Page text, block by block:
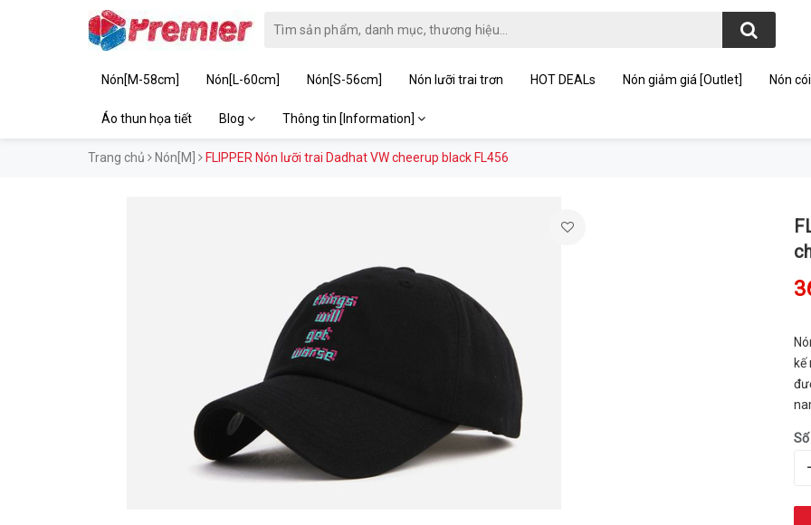
Nón[M-58cm] Nón[L-60cm] Nón[S-56cm] Nón lưỡi trai trơn HOT DEALs Nón giảm giá [Outlet] Nón
Áo thun họa tiết Blog Thông tin [Information]
Trang chủ Nón[M] FLIPPER Nón lưỡi trai Dadhat VW cheerup black FL456